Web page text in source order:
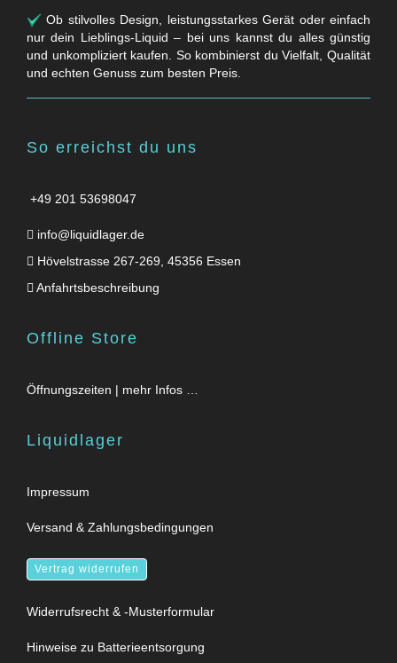
Ob stilvolles Design, leistungsstarkes Gerät oder einfach
nur dein Lieblings-Liquid – bei uns kannst du alles günstig
und unkompliziert kaufen. So kombinierst du Vielfalt, Qualität
und echten Genuss zum besten Preis.
So erreichst du uns
+49 201 53698047
info@liquidlager.de
Hövelstrasse 267-269, 45356 Essen
Anfahrtsbeschreibung
Offline Store
Öffnungszeiten | mehr Infos …
Liquidlager
Impressum
Versand & Zahlungsbedingungen
Vertrag widerrufen
Widerrufsrecht & -Musterformular
Hinweise zu Batterieentsorgung